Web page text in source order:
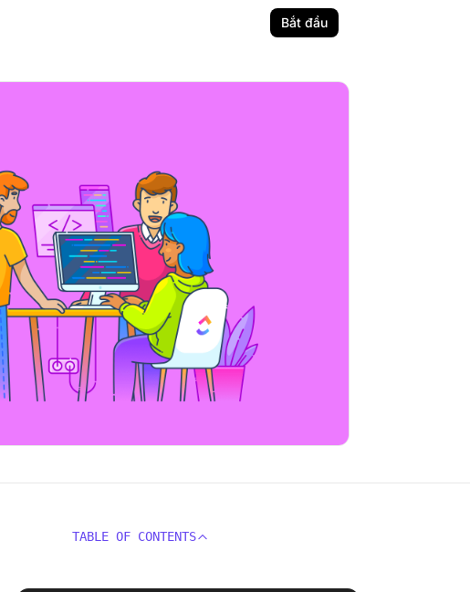
Bắt đầu
TABLE OF CONTENTS